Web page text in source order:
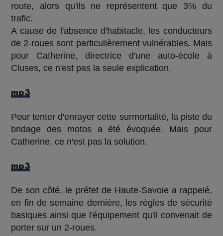
route, alors qu'ils ne représentent que 3% du
trafic.
A cause de l'absence d'habitacle, les conducteurs
de 2-roues sont particulièrement vulnérables. Mais
pour Catherine, directrice d'une auto-école à
Cluses, ce n'est pas la seule explication.
mp3
Pour tenter d'enrayer cette surmortalité, la piste du
bridage des motos a été évoquée. Mais pour
Catherine, ce n'est pas la solution.
mp3
De son côté, le préfet de Haute-Savoie a rappelé,
en fin de semaine dernière, les règles de sécurité
basiques ainsi que l'équipement qu'il convenait de
porter sur un 2-roues.